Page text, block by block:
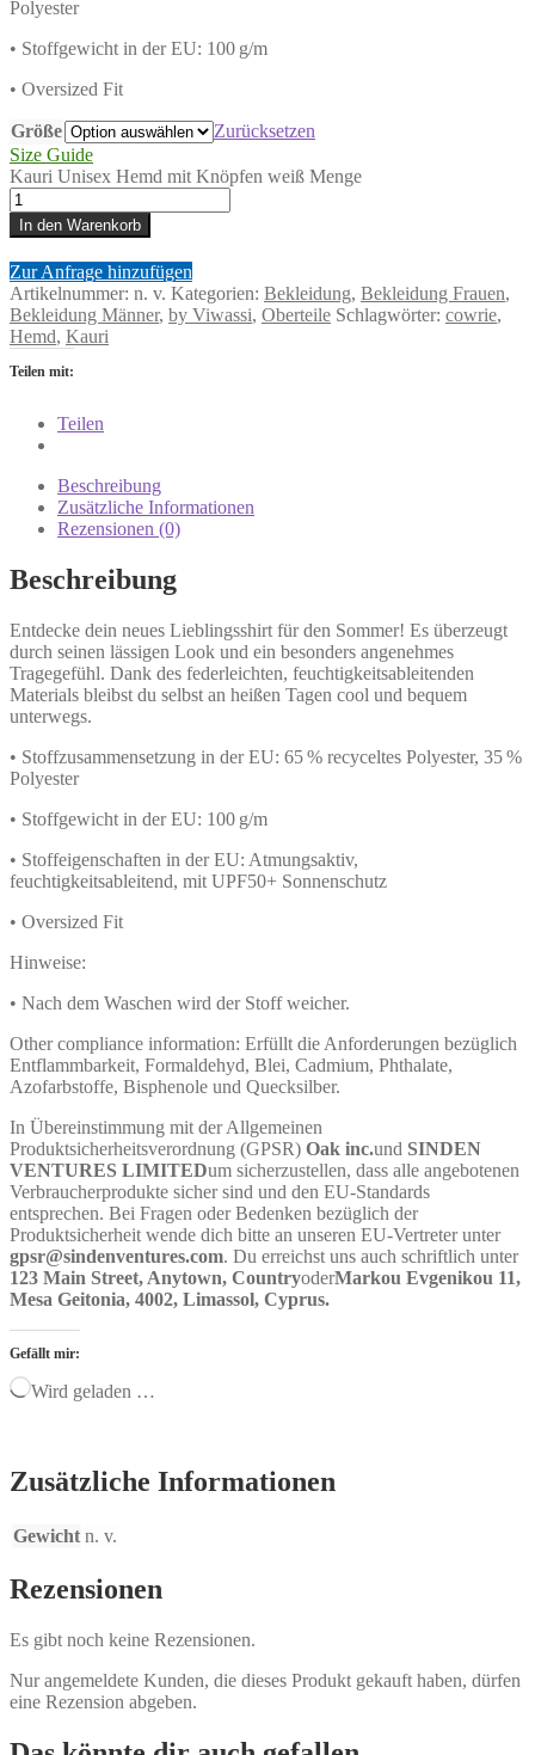
Polyester
• Stoffgewicht in der EU: 100 g/m
• Oversized Fit
Größe
Zurücksetzen
Size Guide
Kauri Unisex Hemd mit Knöpfen weiß Menge
In den Warenkorb
Zur Anfrage hinzufügen
Artikelnummer: n. v. Kategorien: Bekleidung, Bekleidung Frauen,
Bekleidung Männer, by Viwassi, Oberteile Schlagwörter: cowrie,
Hemd, Kauri
Teilen mit:
Teilen
Beschreibung
Zusätzliche Informationen
Rezensionen (0)
Beschreibung
Entdecke dein neues Lieblingsshirt für den Sommer! Es überzeugt
durch seinen lässigen Look und ein besonders angenehmes
Tragegefühl. Dank des federleichten, feuchtigkeitsableitenden
Materials bleibst du selbst an heißen Tagen cool und bequem
unterwegs.
• Stoffzusammensetzung in der EU: 65 % recyceltes Polyester, 35 %
Polyester
• Stoffgewicht in der EU: 100 g/m
• Stoffeigenschaften in der EU: Atmungsaktiv,
feuchtigkeitsableitend, mit UPF50+ Sonnenschutz
• Oversized Fit
Hinweise:
• Nach dem Waschen wird der Stoff weicher.
Other compliance information: Erfüllt die Anforderungen bezüglich
Entflammbarkeit, Formaldehyd, Blei, Cadmium, Phthalate,
Azofarbstoffe, Bisphenole und Quecksilber.
In Übereinstimmung mit der Allgemeinen
Produktsicherheitsverordnung (GPSR) Oak inc.und SINDEN
VENTURES LIMITEDum sicherzustellen, dass alle angebotenen
Verbraucherprodukte sicher sind und den EU-Standards
entsprechen. Bei Fragen oder Bedenken bezüglich der
Produktsicherheit wende dich bitte an unseren EU-Vertreter unter
gpsr@sindenventures.com. Du erreichst uns auch schriftlich unter
123 Main Street, Anytown, CountryoderMarkou Evgenikou 11,
Mesa Geitonia, 4002, Limassol, Cyprus.
Gefällt mir:
Wird geladen …
Zusätzliche Informationen
Gewicht n. v.
Rezensionen
Es gibt noch keine Rezensionen.
Nur angemeldete Kunden, die dieses Produkt gekauft haben, dürfen
eine Rezension abgeben.